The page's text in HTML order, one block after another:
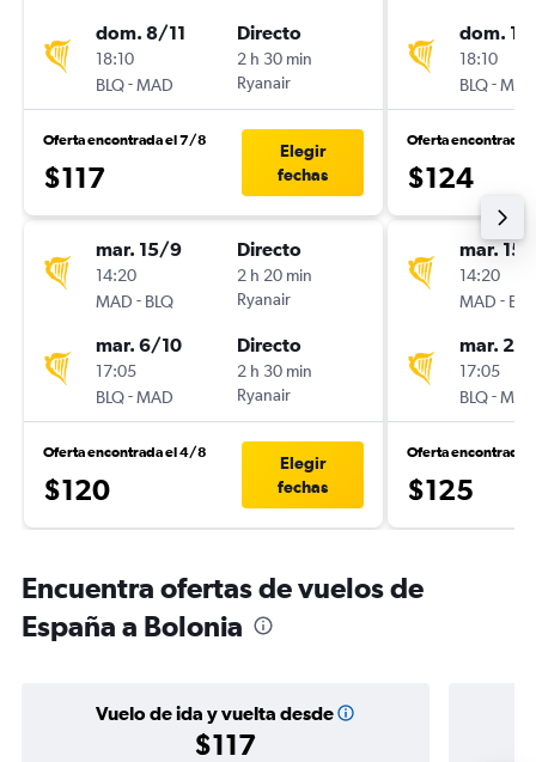
dom. 8/11
18:10
BLQ-MAD
Directo
2 h 30 min
Ryanair
Oferta encontrada el 7/8
$117
Elegir
fechas
mar. 15/9
14:20
MAD - BLQ
Directo
2 h 20 min
Ryanair
mar. 6/10
17:05
BLQ-MAD
Directo
2 h 30 min
Ryanair
Oferta encontrada el 4/8
$120
Elegir
fechas
dom.
18:10
BLQ-MAD
Oferta encontrada
$124
mar.
14:20
MAD - BLQ
mar.
17:05
BLQ-MAD
Oferta encontrada
$125
Encuentra ofertas de vuelos de
España a Bolonia
Vuelo de ida y vuelta desde
$117